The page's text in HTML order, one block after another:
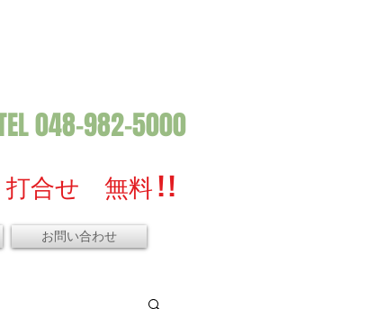
048-982-5000
打合せ 無料 ! !
お問い合わせ